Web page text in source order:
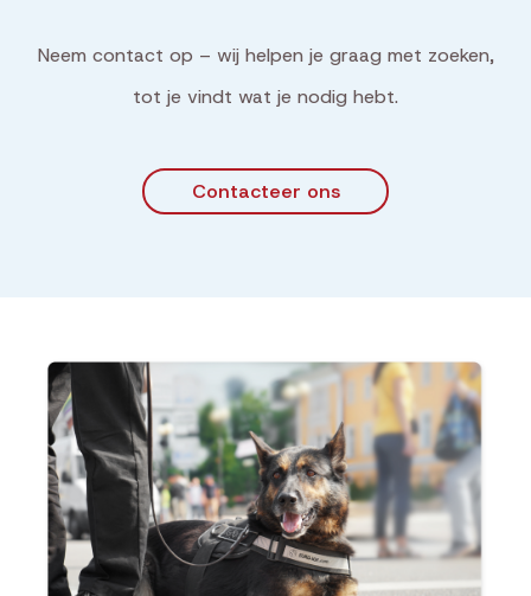
Neem contact op – wij helpen je graag met zoeken,
tot je vindt wat je nodig hebt.
Contacteer ons